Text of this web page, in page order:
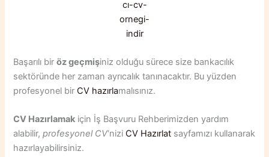
Başarılı biröz geçmişiniz olduğu sürece size bankacılık
sektöründe her zaman ayrıcalık tanınacaktır. Bu yüzden
profesyonel birCV hazırlamalısınız.
CV Hazırlamak için İş Başvuru Rehberimizden yardım
alabilir,profesyonel CV‘niziCV Hazırlat sayfamızı kullanarak
hazırlayabilirsiniz.